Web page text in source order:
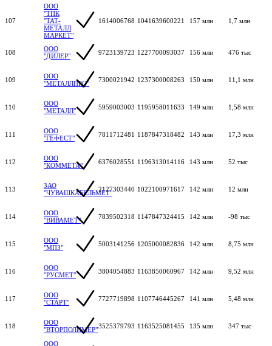
107
ООО
"ТПК
"ТАТ-
МЕТАЛЛ
МАРКЕТ"
1614006768 1041639600221 157 млн 1,7 млн
108
ООО
"ДИЛЕР"
9723139723 1227700093037 156 млн 476 тыс
109
ООО
"МЕТАЛЛПРО"
7300021942 1237300008263 150 млн 11,1 млн
110
ООО
"МЕТАЛЛ"
5959003003 1195958011633 149 млн 1,58 млн
111
ООО
"ГЕФЕСТ"
7811712481 1187847318482 143 млн 17,3 млн
112
ООО
"КОММЕТА"
6376028551 1196313014116 143 млн 52 тыс
113
ЗАО
"ЧУВАШКАБЕЛЬМЕТ"2127303440 1022100971617 142 млн 12 млн
114
ООО
"ВИВАМЕТ"
7839502318 1147847324415 142 млн -98 тыс
115
ООО
"МПЗ"
5003141256 1205000082836 142 млн 8,75 млн
116
ООО
"РУСМЕТ"
3804054883 1163850060967 142 млн 9,52 млн
117
ООО
"СТАРТ"
7727719898 1107746445267 141 млн 5,48 млн
118
ООО
"ВТОРПОЛИМЕР"3525379793 1163525081455 135 млн 347 тыс
ООО